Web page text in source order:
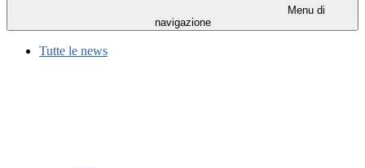
Menu di
navigazione
Tutte le news